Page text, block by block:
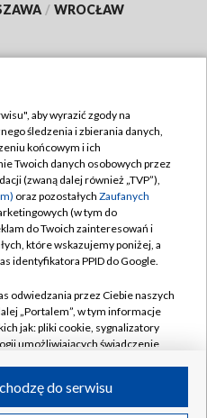
/ WROCŁAW
TVP
zgody
S.A. w likwidacji
aby wyrazić zgody na
śledzenia i zbierania danych,
końcowym i ich
Twoich danych osobowych przez
(zwaną dalej również „TVP”),
oraz pozostałych Zaufanych
(w tym do
do Twoich zainteresowań i
które wskazujemy poniżej, a
identyfikatora PPID do Google.
odwiedzania przez Ciebie naszych
„Portalem”, w tym informacje
jak: pliki cookie, sygnalizatory
umożliwiających świadczenie
do serwisu